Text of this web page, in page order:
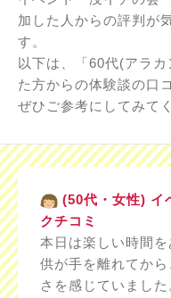
加した人からの評判が
す。
以下は、「60代(アラ
た方からの体験談の口
ぜひご参考にしてみて
(50代・女性) イ
クチコミ
本日は楽しい時間
供が手を離れてか
さを感じていまし